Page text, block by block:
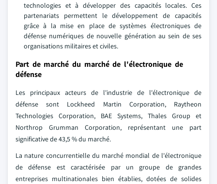
technologies et à développer des capacités locales. Ces
partenariats permettent le développement de capacités
grâce à la mise en place de systèmes électroniques de
défense numériques de nouvelle génération au sein de ses
organisations militaires et civiles.
Part de marché du marché de l'électronique de
défense
Les principaux acteurs de l'industrie de l'électronique de
défense sont Lockheed Martin Corporation, Raytheon
Technologies Corporation, BAE Systems, Thales Group et
Northrop Grumman Corporation, représentant une part
significative de 43,5 % du marché.
La nature concurrentielle du marché mondial de l'électronique
de défense est caractérisée par un groupe de grandes
entreprises multinationales bien établies, dotées de solides